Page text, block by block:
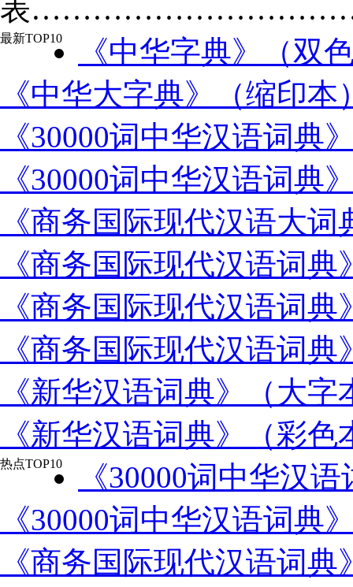
表
最新TOP10
《中华字典》（双
《中华大字典》（缩印本
《30000词中华汉语词典
《30000词中华汉语词典
《商务国际现代汉语大词
《商务国际现代汉语词
《商务国际现代汉语词
《商务国际现代汉语词
《新华汉语词典》（大字
《新华汉语词典》（彩色
热点TOP10
《30000词中华汉
《30000词中华汉语词典
《商务国际现代汉语词